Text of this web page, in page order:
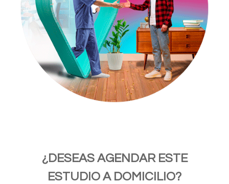
¿DESEAS AGENDAR ESTE
ESTUDIO A DOMICILIO?